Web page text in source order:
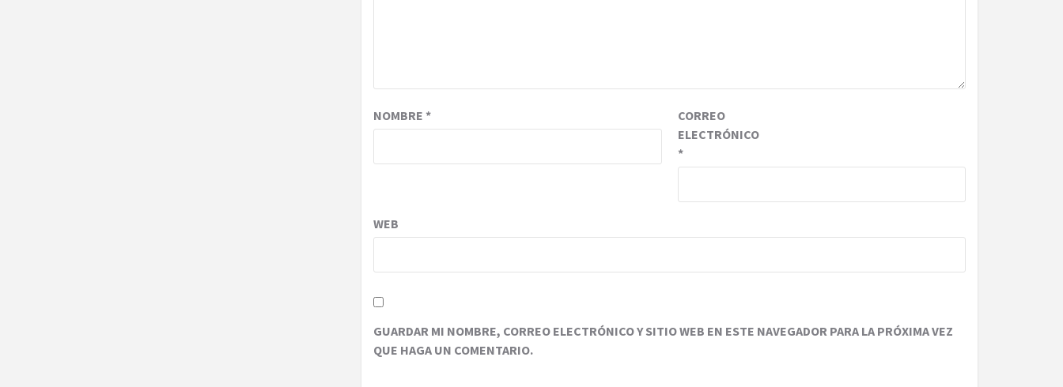
NOMBRE *
CORREO
ELECTRÓNICO
*
WEB
GUARDAR MI NOMBRE, CORREO ELECTRÓNICO Y SITIO WEB EN ESTE NAVEGADOR PARA LA PRÓXIMA VEZ
QUE HAGA UN COMENTARIO.